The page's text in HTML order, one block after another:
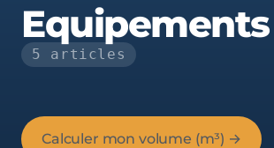
Equipements
5 articles
Calculer mon volume (m³) →